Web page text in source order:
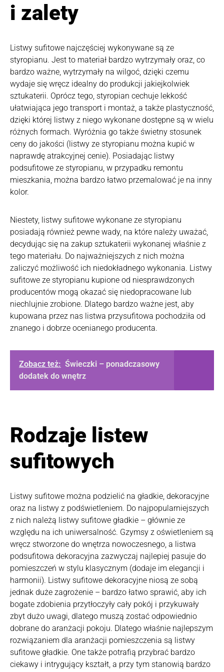
i zalety
Listwy sufitowe najczęściej wykonywane są ze
styropianu. Jest to materiał bardzo wytrzymały oraz, co
bardzo ważne, wytrzymały na wilgoć, dzięki czemu
wydaje się wręcz idealny do produkcji jakiejkolwiek
sztukaterii. Oprócz tego, styropian cechuje lekkość
ułatwiająca jego transport i montaż, a także plastyczność,
dzięki której listwy z niego wykonane dostępne są w wielu
różnych formach. Wyróżnia go także świetny stosunek
ceny do jakości (listwy ze styropianu można kupić w
naprawdę atrakcyjnej cenie). Posiadając listwy
podsufitowe ze styropianu, w przypadku remontu
mieszkania, można bardzo łatwo przemalować je na inny
kolor.
Niestety, listwy sufitowe wykonane ze styropianu
posiadają również pewne wady, na które należy uważać,
decydując się na zakup sztukaterii wykonanej właśnie z
tego materiału. Do najważniejszych z nich można
zaliczyć możliwość ich niedokładnego wykonania. Listwy
sufitowe ze styropianu kupione od niesprawdzonych
producentów mogą okazać się niedopracowane lub
niechlujnie zrobione. Dlatego bardzo ważne jest, aby
kupowana przez nas listwa przysufitowa pochodziła od
znanego i dobrze ocenianego producenta.
Zobacz też: Świeczki – ponadczasowy
dodatek do wnętrz
Rodzaje listew
sufitowych
Listwy sufitowe można podzielić na gładkie, dekoracyjne
oraz na listwy z podświetleniem. Do najpopularniejszych
z nich należą listwy sufitowe gładkie – głównie ze
względu na ich uniwersalność. Gzymsy z oświetleniem są
wręcz stworzone do wnętrza nowoczesnego, a listwa
podsufitowa dekoracyjna zazwyczaj najlepiej pasuje do
pomieszczeń w stylu klasycznym (dodaje im elegancji i
harmonii). Listwy sufitowe dekoracyjne niosą ze sobą
jednak duże zagrożenie – bardzo łatwo sprawić, aby ich
bogate zdobienia przytłoczyły cały pokój i przykuwały
zbyt dużo uwagi, dlatego muszą zostać odpowiednio
dobrane do aranżacji pokoju. Dlatego właśnie najlepszym
rozwiązaniem dla aranżacji pomieszczenia są listwy
sufitowe gładkie. One także potrafią przybrać bardzo
ciekawy i intrygujący kształt, a przy tym stanowią bardzo